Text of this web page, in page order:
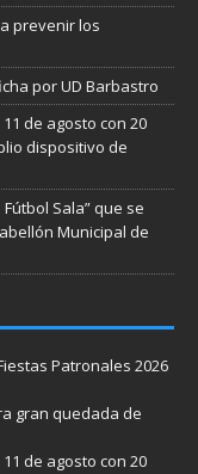
prevenir los
por UD Barbastro
de agosto con 20
dispositivo de
Sala” que se
Municipal de
Patronales 2026
gran quedada de
de agosto con 20